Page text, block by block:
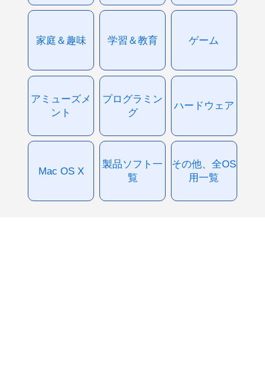
家庭＆趣味 学習＆教育 ゲーム
アミューズメ
ント
プログラミン
グ
ハードウェア
Mac OS X
製品ソフト一
覧
その他、全OS
用一覧